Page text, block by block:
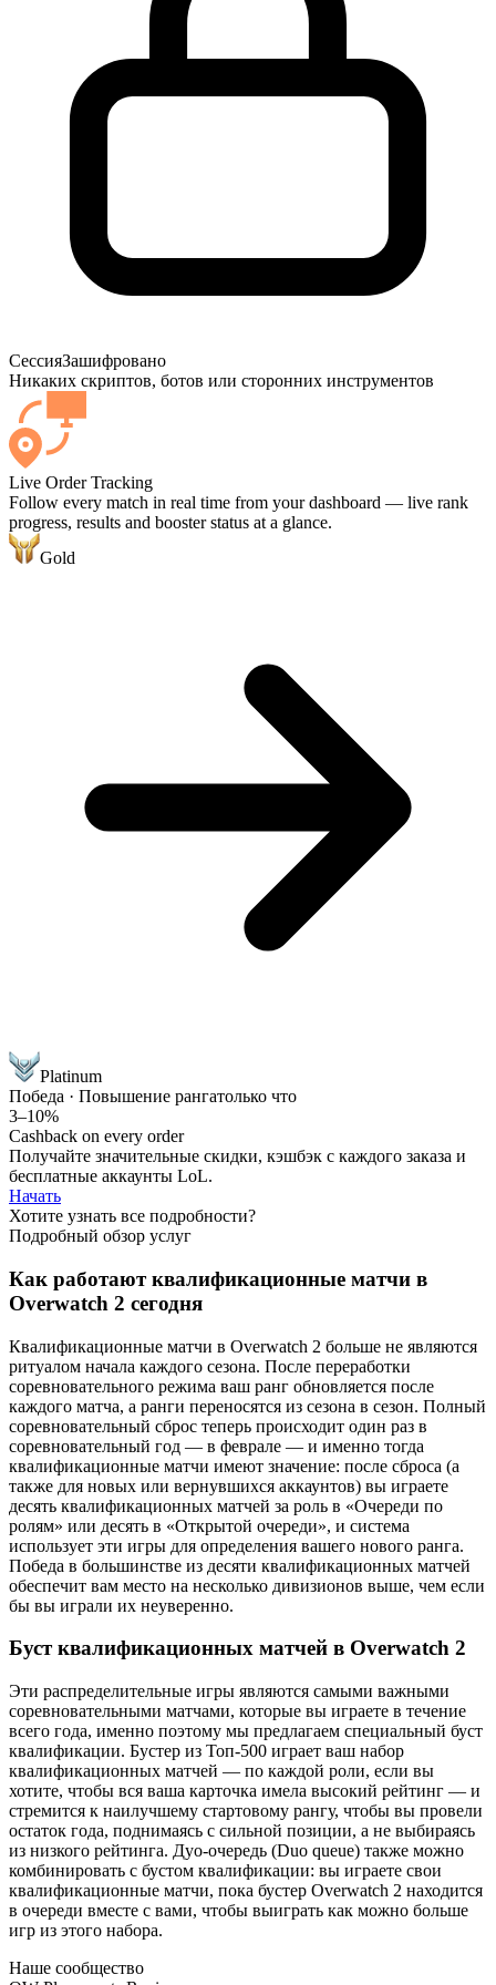
СессияЗашифровано
Никаких скриптов, ботов или сторонних инструментов
Live Order Tracking
Follow every match in real time from your dashboard — live rank
progress, results and booster status at a glance.
Gold
Platinum
Победа · Повышение рангатолько что
3–10%
Cashback on every order
Получайте значительные скидки, кэшбэк с каждого заказа и
бесплатные аккаунты LoL.
Начать
Хотите узнать все подробности?
Подробный обзор услуг
Как работают квалификационные матчи в
Overwatch 2 сегодня
Квалификационные матчи в Overwatch 2 больше не являются
ритуалом начала каждого сезона. После переработки
соревновательного режима ваш ранг обновляется после
каждого матча, а ранги переносятся из сезона в сезон. Полный
соревновательный сброс теперь происходит один раз в
соревновательный год — в феврале — и именно тогда
квалификационные матчи имеют значение: после сброса (а
также для новых или вернувшихся аккаунтов) вы играете
десять квалификационных матчей за роль в «Очереди по
ролям» или десять в «Открытой очереди», и система
использует эти игры для определения вашего нового ранга.
Победа в большинстве из десяти квалификационных матчей
обеспечит вам место на несколько дивизионов выше, чем если
бы вы играли их неуверенно.
Буст квалификационных матчей в Overwatch 2
Эти распределительные игры являются самыми важными
соревновательными матчами, которые вы играете в течение
всего года, именно поэтому мы предлагаем специальный буст
квалификации. Бустер из Топ-500 играет ваш набор
квалификационных матчей — по каждой роли, если вы
хотите, чтобы вся ваша карточка имела высокий рейтинг — и
стремится к наилучшему стартовому рангу, чтобы вы провели
остаток года, поднимаясь с сильной позиции, а не выбираясь
из низкого рейтинга. Дуо-очередь (Duo queue) также можно
комбинировать с бустом квалификации: вы играете свои
квалификационные матчи, пока бустер Overwatch 2 находится
в очереди вместе с вами, чтобы выиграть как можно больше
игр из этого набора.
Наше сообщество